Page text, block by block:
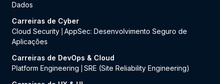
Dados
Carreiras de Cyber
Cloud Security AppSec: Desenvolvimento Seguro de
Aplicações
Carreiras de DevOps & Cloud
Platform Engineering
SRE (Site Reliability Engineering)